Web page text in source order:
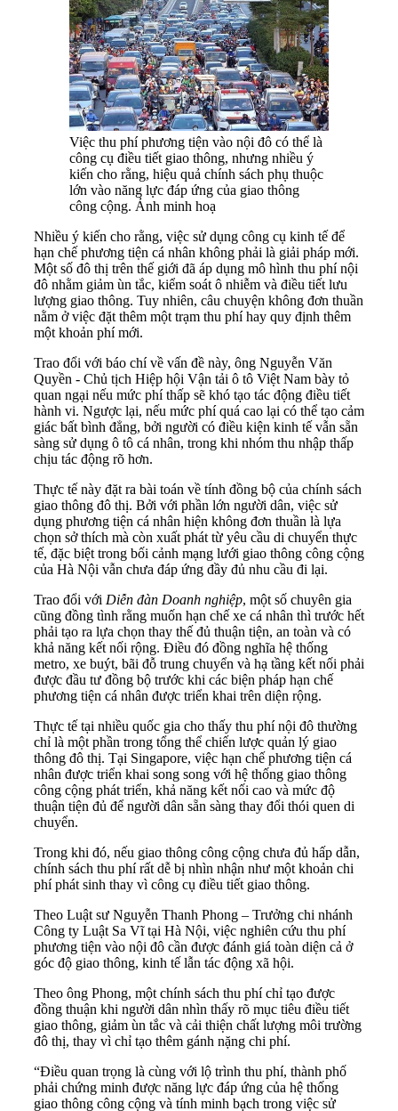
Việc thu phí phương tiện vào nội đô có thể là
công cụ điều tiết giao thông, nhưng nhiều ý
kiến cho rằng, hiệu quả chính sách phụ thuộc
lớn vào năng lực đáp ứng của giao thông
công cộng. Ảnh minh hoạ
Nhiều ý kiến cho rằng, việc sử dụng công cụ kinh tế để
hạn chế phương tiện cá nhân không phải là giải pháp mới.
Một số đô thị trên thế giới đã áp dụng mô hình thu phí nội
đô nhằm giảm ùn tắc, kiểm soát ô nhiễm và điều tiết lưu
lượng giao thông. Tuy nhiên, câu chuyện không đơn thuần
nằm ở việc đặt thêm một trạm thu phí hay quy định thêm
một khoản phí mới.
Trao đổi với báo chí về vấn đề này, ông Nguyễn Văn
Quyền - Chủ tịch Hiệp hội Vận tải ô tô Việt Nam bày tỏ
quan ngại nếu mức phí thấp sẽ khó tạo tác động điều tiết
hành vi. Ngược lại, nếu mức phí quá cao lại có thể tạo cảm
giác bất bình đẳng, bởi người có điều kiện kinh tế vẫn sẵn
sàng sử dụng ô tô cá nhân, trong khi nhóm thu nhập thấp
chịu tác động rõ hơn.
Thực tế này đặt ra bài toán về tính đồng bộ của chính sách
giao thông đô thị. Bởi với phần lớn người dân, việc sử
dụng phương tiện cá nhân hiện không đơn thuần là lựa
chọn sở thích mà còn xuất phát từ yêu cầu di chuyển thực
tế, đặc biệt trong bối cảnh mạng lưới giao thông công cộng
của Hà Nội vẫn chưa đáp ứng đầy đủ nhu cầu đi lại.
Trao đổi với Diễn đàn Doanh nghiệp, một số chuyên gia
cũng đồng tình rằng muốn hạn chế xe cá nhân thì trước hết
phải tạo ra lựa chọn thay thế đủ thuận tiện, an toàn và có
khả năng kết nối rộng. Điều đó đồng nghĩa hệ thống
metro, xe buýt, bãi đỗ trung chuyển và hạ tầng kết nối phải
được đầu tư đồng bộ trước khi các biện pháp hạn chế
phương tiện cá nhân được triển khai trên diện rộng.
Thực tế tại nhiều quốc gia cho thấy thu phí nội đô thường
chỉ là một phần trong tổng thể chiến lược quản lý giao
thông đô thị. Tại Singapore, việc hạn chế phương tiện cá
nhân được triển khai song song với hệ thống giao thông
công cộng phát triển, khả năng kết nối cao và mức độ
thuận tiện đủ để người dân sẵn sàng thay đổi thói quen di
chuyển.
Trong khi đó, nếu giao thông công cộng chưa đủ hấp dẫn,
chính sách thu phí rất dễ bị nhìn nhận như một khoản chi
phí phát sinh thay vì công cụ điều tiết giao thông.
Theo Luật sư Nguyễn Thanh Phong – Trưởng chi nhánh
Công ty Luật Sa Vĩ tại Hà Nội, việc nghiên cứu thu phí
phương tiện vào nội đô cần được đánh giá toàn diện cả ở
góc độ giao thông, kinh tế lẫn tác động xã hội.
Theo ông Phong, một chính sách thu phí chỉ tạo được
đồng thuận khi người dân nhìn thấy rõ mục tiêu điều tiết
giao thông, giảm ùn tắc và cải thiện chất lượng môi trường
đô thị, thay vì chỉ tạo thêm gánh nặng chi phí.
“Điều quan trọng là cùng với lộ trình thu phí, thành phố
phải chứng minh được năng lực đáp ứng của hệ thống
giao thông công cộng và tính minh bạch trong việc sử